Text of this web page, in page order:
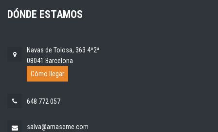
DÓNDE ESTAMOS
Navas de Tolosa, 363 4º2ª
08041 Barcelona
Cómo llegar
648 772 057
salva@amaseme.com